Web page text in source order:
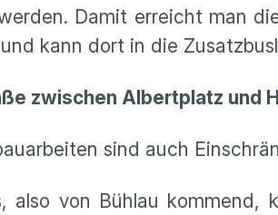
Damit erreicht man
kann dort in die
zwischen Albertplatz
sind auch
also von Bühlau kommend,